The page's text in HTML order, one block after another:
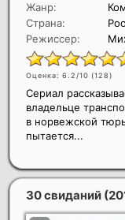
Жанр:
Страна:
Режиссер:
Оценка: 6.2/10 (128)
Сериал
владельце
в норвежской
пытается...
30 свиданий